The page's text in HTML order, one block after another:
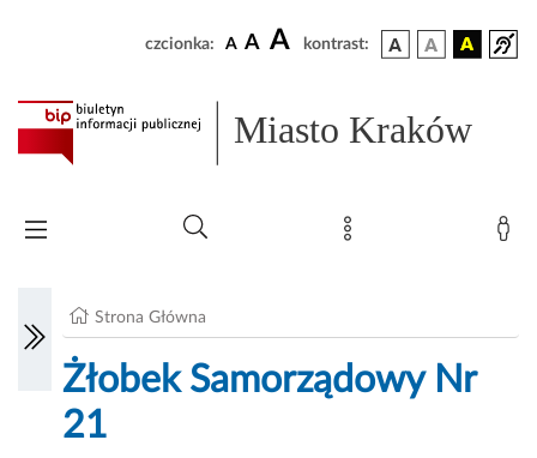
czcionka: A A A kontrast:
Miasto Kraków
Strona Główna
Żłobek Samorządowy Nr
21